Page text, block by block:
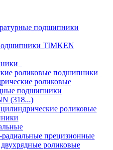
подшипники
TIMKEN
роликовые подшипники
роликовые
подшипники
(318...)
роликовые
прецизионные
роликовые